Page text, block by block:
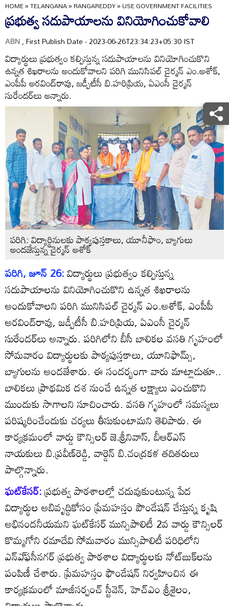
HOME»TELANGANA»RANGAREDDY»USE GOVERNMENT FACILITIES
ప్రభుత్వ సదుపాయాలను వినియోగించుకోవాలి
ABN, First Publish Date - 2023-06-26T23:34:23+05:30 IST
విద్యార్థులు ప్రభుత్వం కల్పిస్తున్న సదుపాయాలను వినియోగించుకొని
ఉన్నత శిఖరాలను అందుకోవాలని పరిగి మునిసిపల్‌ చైర్మన్‌ ఎం.అశోక్‌,
ఎంపీపీ అరవింద్‌రావు, జడ్పీటీసీ బి.హరిప్రియ, ఏఎంసీ చైర్మన్‌
సురేందర్‌లు అన్నారు.
పరిగి: విద్యార్థినులకు పాఠ్యపుస్తకాలు, యూనీఫాం, బ్యాగులు
అందజేస్తున్న చైర్మన్‌ అశోక్‌
పరిగి, జూన్‌ 26:విద్యార్థులు ప్రభుత్వం కల్పిస్తున్న
సదుపాయాలను వినియోగించుకొని ఉన్నత శిఖరాలను
అందుకోవాలని పరిగి మునిసిపల్‌ చైర్మన్‌ ఎం.అశోక్‌, ఎంపీపీ
అరవింద్‌రావు, జడ్పీటీసీ బి.హరిప్రియ, ఏఎంసీ చైర్మన్‌
సురేందర్‌లు అన్నారు. పరిగిలోని బీసీ బాలికల వసతి గృహంలో
సోమవారం విద్యార్థులకు పాఠ్యపుస్తకాలు, యూనిఫామ్స్‌,
బ్యాగులను అందజేశారు. ఈ సందర్భంగా వారు మాట్లాడుతూ..
బాలికలు ప్రాథమిక దశ నుంచే ఉన్నత లక్ష్యాలు ఎంచుకొని
ముందుకు సాగాలని సూచించారు. వసతి గృహంలో సమస్యలు
పరిష్కరించేందుకు చర్యలు తీసుకుంటామని తెలిపారు. ఈ
కార్యక్రమంలో వార్డు కౌన్సిలర్‌ జె.శ్రీనివాస్‌, బీఆర్‌ఎస్‌
నాయకులు బి.ప్రవీణ్‌రెడ్డి, వార్డెన్‌ బి.చంద్రకళ తదితరులు
పాల్గొన్నారు.
ఘట్‌కేసర్‌:ప్రభుత్వ పాఠశాలల్లో చదువుకుంటున్న పేద
విద్యార్ధుల అబివృద్దికోసం ప్రేమహస్తం పౌండేషన్‌ చేస్తున్న కృషి
అభినందనీయమని ఘట్‌కేసర్‌ మున్సిపాలిటీ 2వ వార్డు కౌన్సిలర్‌
కొమ్మగోని రమాదేవి సోమవారం మున్సిపాలిటీ పరిధిలోని
ఎన్‌ఎ్‌ఫసీనగర్‌ ప్రభుత్వ పాఠశాల విద్యార్థులకు నోట్‌బుక్‌లను
పంపిణీ చేశారు. ప్రేమహస్తం ఫౌండేషన్‌ నిర్వహించిన ఈ
కార్యక్రమంలో మాజీసర్పంచ్‌ స్టీవెన్‌, హెచ్‌ఎం శ్రీశైలం,